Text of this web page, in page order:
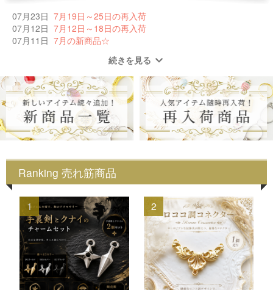
07月23日 7月19日～25日の再入荷
07月12日 7月12日～18日の再入荷
07月11日 7月の新商品☆
続きを見る
Ranking 売れ筋商品
1 2